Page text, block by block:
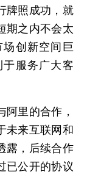
照成功，就
期之内不会太
创新空间巨
服务广大客
里的合作，
未来互联网和
露，后续合作
已公开的协议